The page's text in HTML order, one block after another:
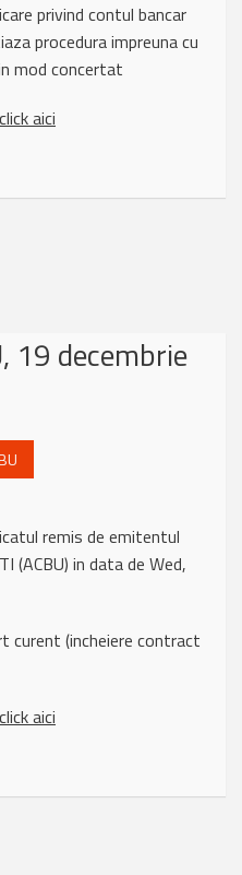
privind contul bancar
procedura impreuna cu
mod concertat
click aici
19 decembrie
remis de emitentul
(ACBU) in data de Wed,
curent (incheiere contract
click aici